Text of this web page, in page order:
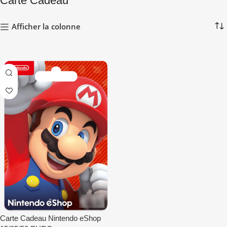
Afficher la colonne
Carte Cadeau Nintendo eShop